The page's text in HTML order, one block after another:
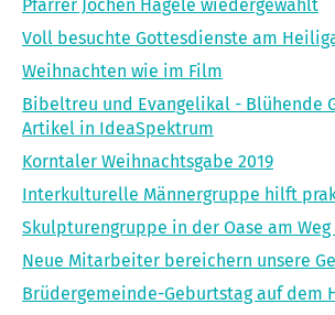
Pfarrer Jochen Hägele wiedergewählt
Voll besuchte Gottesdienste am
Weihnachten wie im Film
Bibeltreu und Evangelikal - Blühende
Artikel in IdeaSpektrum
Korntaler Weihnachtsgabe 2019
Interkulturelle Männergruppe hilft
Skulpturengruppe in der Oase am
Neue Mitarbeiter bereichern unsere
Brüdergemeinde-Geburtstag auf dem